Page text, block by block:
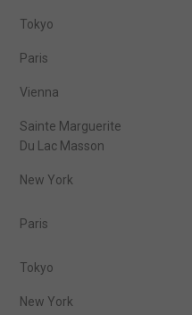
Tokyo
Paris
Vienna
Sainte Marguerite
Du Lac Masson
New York
Paris
Tokyo
New York